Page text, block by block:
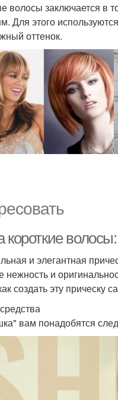
волосы заключается в
Для этого
оттенок.
и элегантная
нежность и
создать эту прическу
вам понадобятся